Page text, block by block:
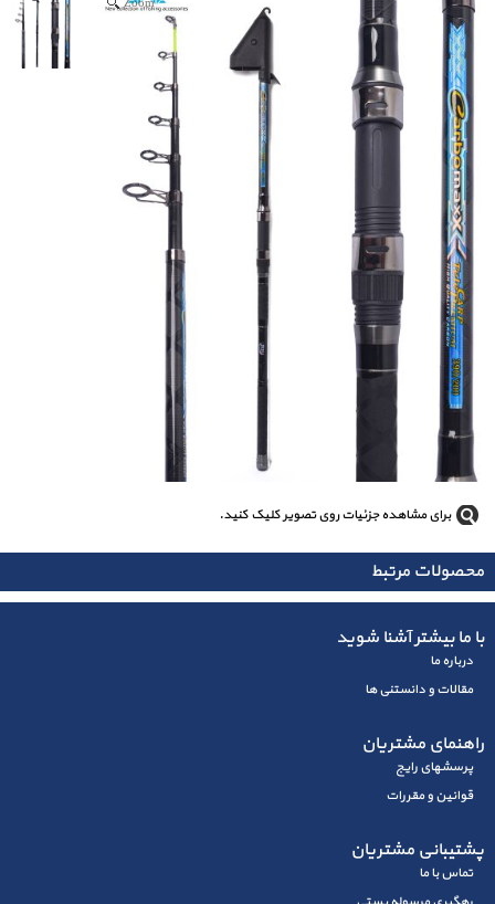
Zoom
برای مشاهده جزئیات روی تصویر کلیک کنید.
محصولات مرتبط
با ما بیشتر آشنا شوید
درباره ما
مقالات و دانستنی ها
راهنمای مشتریان
پرسشهای رايج
قوانین و مقررات
پشتیبانی مشتریان
تماس با ما